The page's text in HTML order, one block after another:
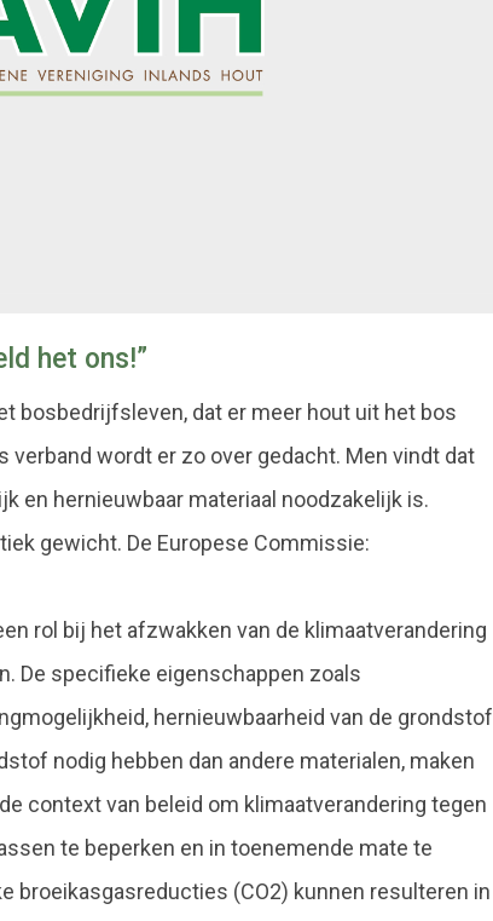
het ons!”
bosbedrijfsleven, dat er meer hout uit het bos
verband wordt er zo over gedacht. Men vindt dat
en hernieuwbaar materiaal noodzakelijk is.
gewicht. De Europese Commissie:
rol bij het afzwakken van de klimaatverandering
De specifieke eigenschappen zoals
hernieuwbaarheid van de grondstof
nodig hebben dan andere materialen, maken
context van beleid om klimaatverandering tegen
te beperken en in toenemende mate te
broeikasgasreducties (CO2) kunnen resulteren in